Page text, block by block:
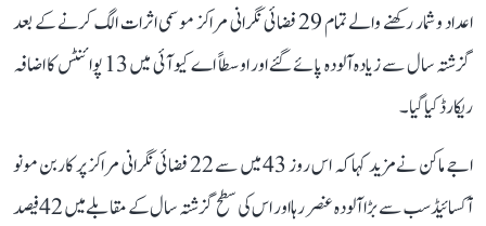
اعداد و شمار رکھنے والے تمام 29 فضائی نگرانی مراکز موسمی اثرات الگ کرنے کے بعد
گزشتہ سال سے زیادہ آلودہ پائے گئے اور اوسطاً اے کیو آئی میں 13 پوائنٹس کا اضافہ
ریکارڈ کیا گیا۔
اجے ماکن نے مزید کہا کہ اس روز 43 میں سے 22 فضائی نگرانی مراکز پر کاربن مونو
آکسائیڈ سب سے بڑا آلودہ عنصر رہا اور اس کی سطح گزشتہ سال کے مقابلے میں 42 فیصد